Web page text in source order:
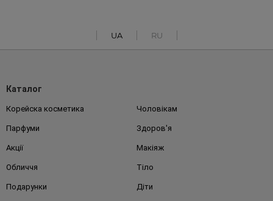
UA RU
Каталог
Корейска косметика Чоловікам
Парфуми Здоров'я
Акції Макіяж
Обличчя Тіло
Подарунки Діти